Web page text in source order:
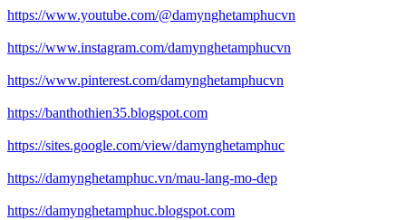
https://www.youtube.com/@damynghetamphucvn
https://www.instagram.com/damynghetamphucvn
https://www.pinterest.com/damynghetamphucvn
https://banthothien35.blogspot.com
https://sites.google.com/view/damynghetamphuc
https://damynghetamphuc.vn/mau-lang-mo-dep
https://damynghetamphuc.blogspot.com